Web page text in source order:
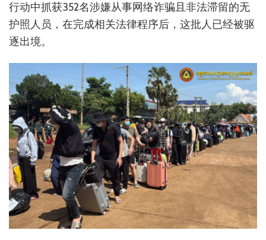
行动中抓获352名涉嫌从事网络诈骗且非法滞留的无
护照人员，在完成相关法律程序后，这批人已经被驱
逐出境。